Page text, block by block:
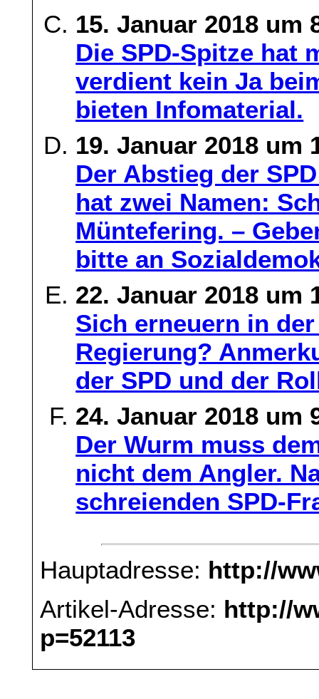
15. Januar 2018 um
Die SPD-Spitze hat
verdient kein Ja
bieten Infomaterial.
19. Januar 2018 um
Der Abstieg der
hat zwei Namen:
Müntefering. –
bitte an
22. Januar 2018 um
Sich erneuern in
Regierung?
der SPD und der
24. Januar 2018 um
Der Wurm muss
nicht dem Angler.
schreienden SPD-
Hauptadresse: http://
Artikel-Adresse: http://
p=52113